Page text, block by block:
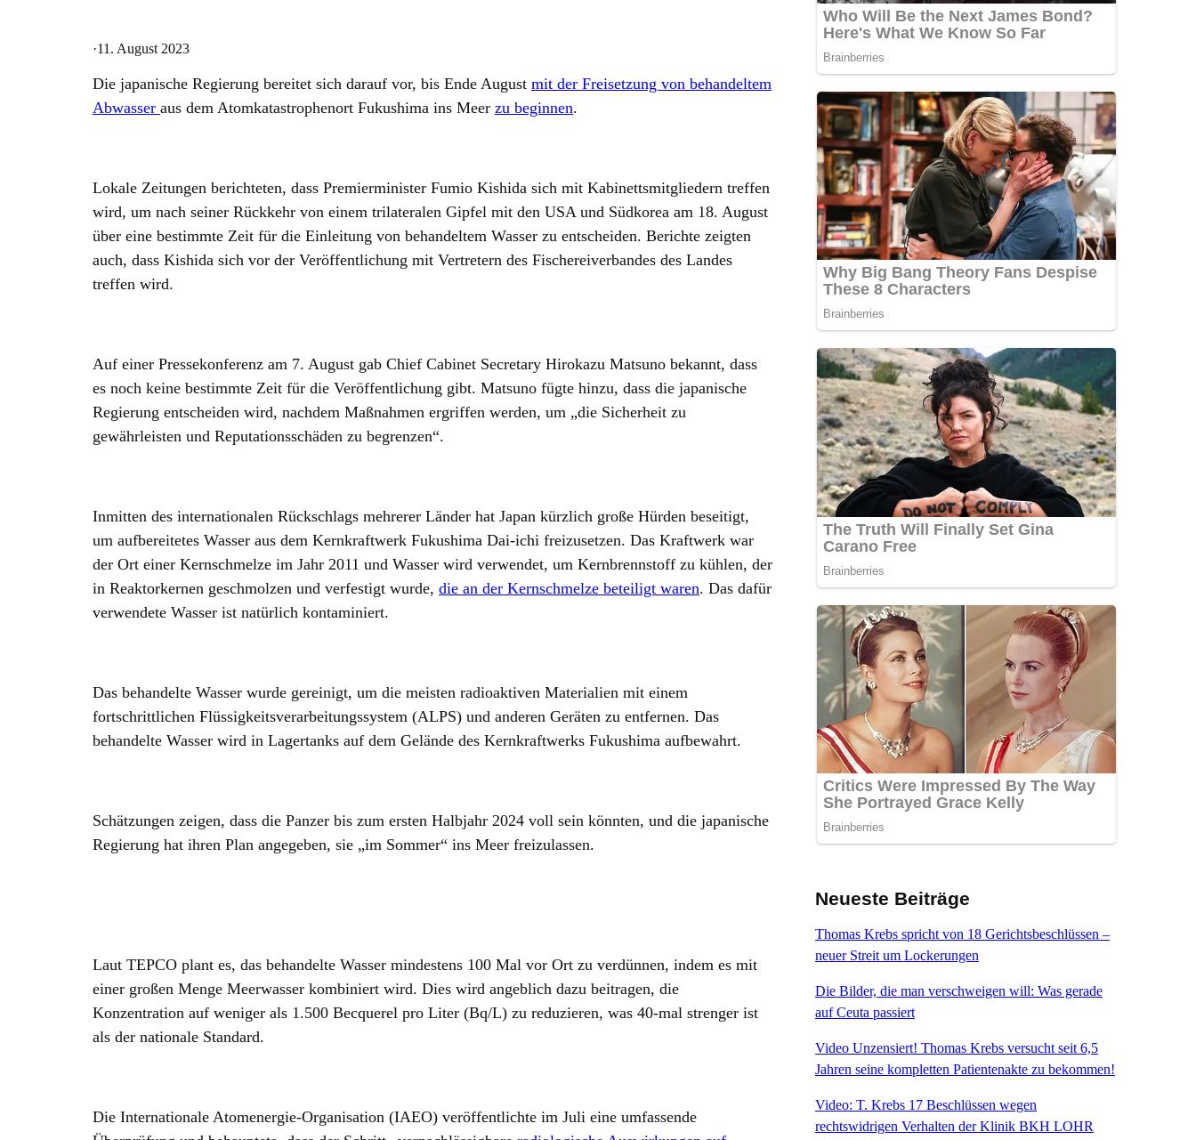
·11. August 2023
Die japanische Regierung bereitet sich darauf vor, bis Ende August mit der Freisetzung von behandeltem
Abwasser aus dem Atomkatastrophenort Fukushima ins Meer zu beginnen.
Lokale Zeitungen berichteten, dass Premierminister Fumio Kishida sich mit Kabinettsmitgliedern treffen
wird, um nach seiner Rückkehr von einem trilateralen Gipfel mit den USA und Südkorea am 18. August
über eine bestimmte Zeit für die Einleitung von behandeltem Wasser zu entscheiden. Berichte zeigten
auch, dass Kishida sich vor der Veröffentlichung mit Vertretern des Fischereiverbandes des Landes
treffen wird.
Auf einer Pressekonferenz am 7. August gab Chief Cabinet Secretary Hirokazu Matsuno bekannt, dass
es noch keine bestimmte Zeit für die Veröffentlichung gibt. Matsuno fügte hinzu, dass die japanische
Regierung entscheiden wird, nachdem Maßnahmen ergriffen werden, um „die Sicherheit zu
gewährleisten und Reputationsschäden zu begrenzen“.
Inmitten des internationalen Rückschlags mehrerer Länder hat Japan kürzlich große Hürden beseitigt,
um aufbereitetes Wasser aus dem Kernkraftwerk Fukushima Dai-ichi freizusetzen. Das Kraftwerk war
der Ort einer Kernschmelze im Jahr 2011 und Wasser wird verwendet, um Kernbrennstoff zu kühlen, der
in Reaktorkernen geschmolzen und verfestigt wurde, die an der Kernschmelze beteiligt waren. Das dafür
verwendete Wasser ist natürlich kontaminiert.
Das behandelte Wasser wurde gereinigt, um die meisten radioaktiven Materialien mit einem
fortschrittlichen Flüssigkeitsverarbeitungssystem (ALPS) und anderen Geräten zu entfernen. Das
behandelte Wasser wird in Lagertanks auf dem Gelände des Kernkraftwerks Fukushima aufbewahrt.
Schätzungen zeigen, dass die Panzer bis zum ersten Halbjahr 2024 voll sein könnten, und die japanische
Regierung hat ihren Plan angegeben, sie „im Sommer“ ins Meer freizulassen.
Laut TEPCO plant es, das behandelte Wasser mindestens 100 Mal vor Ort zu verdünnen, indem es mit
einer großen Menge Meerwasser kombiniert wird. Dies wird angeblich dazu beitragen, die
Konzentration auf weniger als 1.500 Becquerel pro Liter (Bq/L) zu reduzieren, was 40-mal strenger ist
als der nationale Standard.
Die Internationale Atomenergie-Organisation (IAEO) veröffentlichte im Juli eine umfassende
Neueste Beiträge
Thomas Krebs spricht von 18 Gerichtsbeschlüssen –
neuer Streit um Lockerungen
Die Bilder, die man verschweigen will: Was gerade
auf Ceuta passiert
Video Unzensiert! Thomas Krebs versucht seit 6,5
Jahren seine kompletten Patientenakte zu bekommen!
Video: T. Krebs 17 Beschlüssen wegen
rechtswidrigen Verhalten der Klinik BKH LOHR